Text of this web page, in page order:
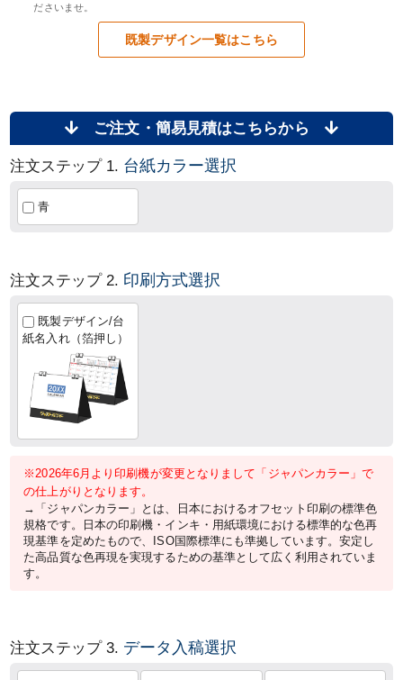
ださいませ。
既製デザイン一覧はこちら
ご注文・簡易見積はこちらから
注文ステップ 1. 台紙カラー選択
青
注文ステップ 2. 印刷方式選択
既製デザイン/台
紙名入れ（箔押し）
※2026年6月より印刷機が変更となりまして「ジャパンカラー」で
の仕上がりとなります。
→「ジャパンカラー」とは、日本におけるオフセット印刷の標準色
規格です。日本の印刷機・インキ・用紙環境における標準的な色再
現基準を定めたもので、ISO国際標準にも準拠しています。安定し
た高品質な色再現を実現するための基準として広く利用されていま
す。
注文ステップ 3. データ入稿選択